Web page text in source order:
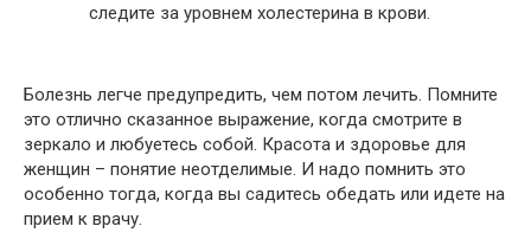
следите за уровнем холестерина в крови.
Болезнь легче предупредить, чем потом лечить. Помните
это отлично сказанное выражение, когда смотрите в
зеркало и любуетесь собой. Красота и здоровье для
женщин – понятие неотделимые. И надо помнить это
особенно тогда, когда вы садитесь обедать или идете на
прием к врачу.